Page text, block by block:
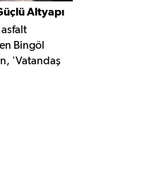
Altyapı
Bingöl
'Vatandaş